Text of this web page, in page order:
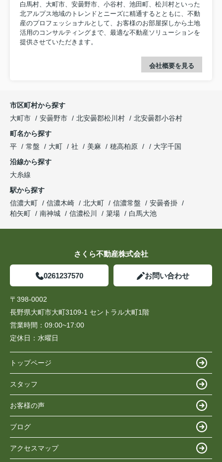
白馬村、大町市、安曇野市、小谷村、池田町、松川村といった
北アルプス地域のトレンドとニーズに精通するとともに、不動
産のプロフェッショナルとして、お客様のお部屋探しから土地
活用のコンサルティングまで、最適な不動産ソリューションを
提供させていただきます。
会社概要を見る
市区町村から探す
大町市
安曇野市 北安曇郡松川村
北安曇郡小谷村
町名から探す
平
常盤 大町 社 美麻 穂高柏原
大字千国
沿線から探す
大糸線
駅から探す
信濃大町
信濃木崎 北大町 信濃常盤
安曇沓掛
柏矢町
南神城 信濃松川 簗場 白馬大池
さくら不動産株式会社
0261237570 お問い合わせ
〒398-0002
長野県大町市大町3109-1 セントラル大町1階
営業時間： 09:00~17:00
定休日： 水曜日
トップページ
スタッフ
お客様の声
ブログ
アクセスマップ